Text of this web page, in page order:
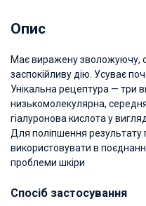
Опис
Має виражену зволожуючу,
заспокійливу дію. Усуває
Унікальна рецептура — три
низькомолекулярна,
гіалуронова кислота у
Для поліпшення
використовувати в
проблеми шкіри
Спосіб застосування